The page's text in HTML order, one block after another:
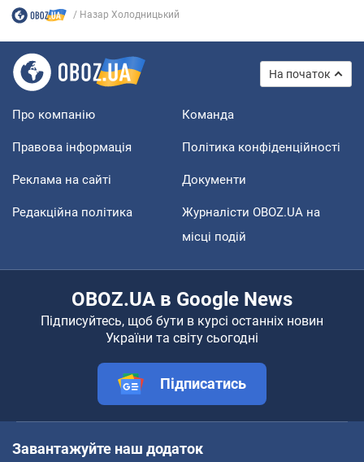
Назар Холодницький
На початок
Про компанію Команда
Правова інформація Політика конфіденційності
Реклама на сайті Документи
Редакційна політика
Журналісти OBOZ.UA на
місці подій
OBOZ.UA в Google News
Підписуйтесь, щоб бути в курсі останніх новин
України та світу сьогодні
Підписатись
Завантажуйте наш додаток